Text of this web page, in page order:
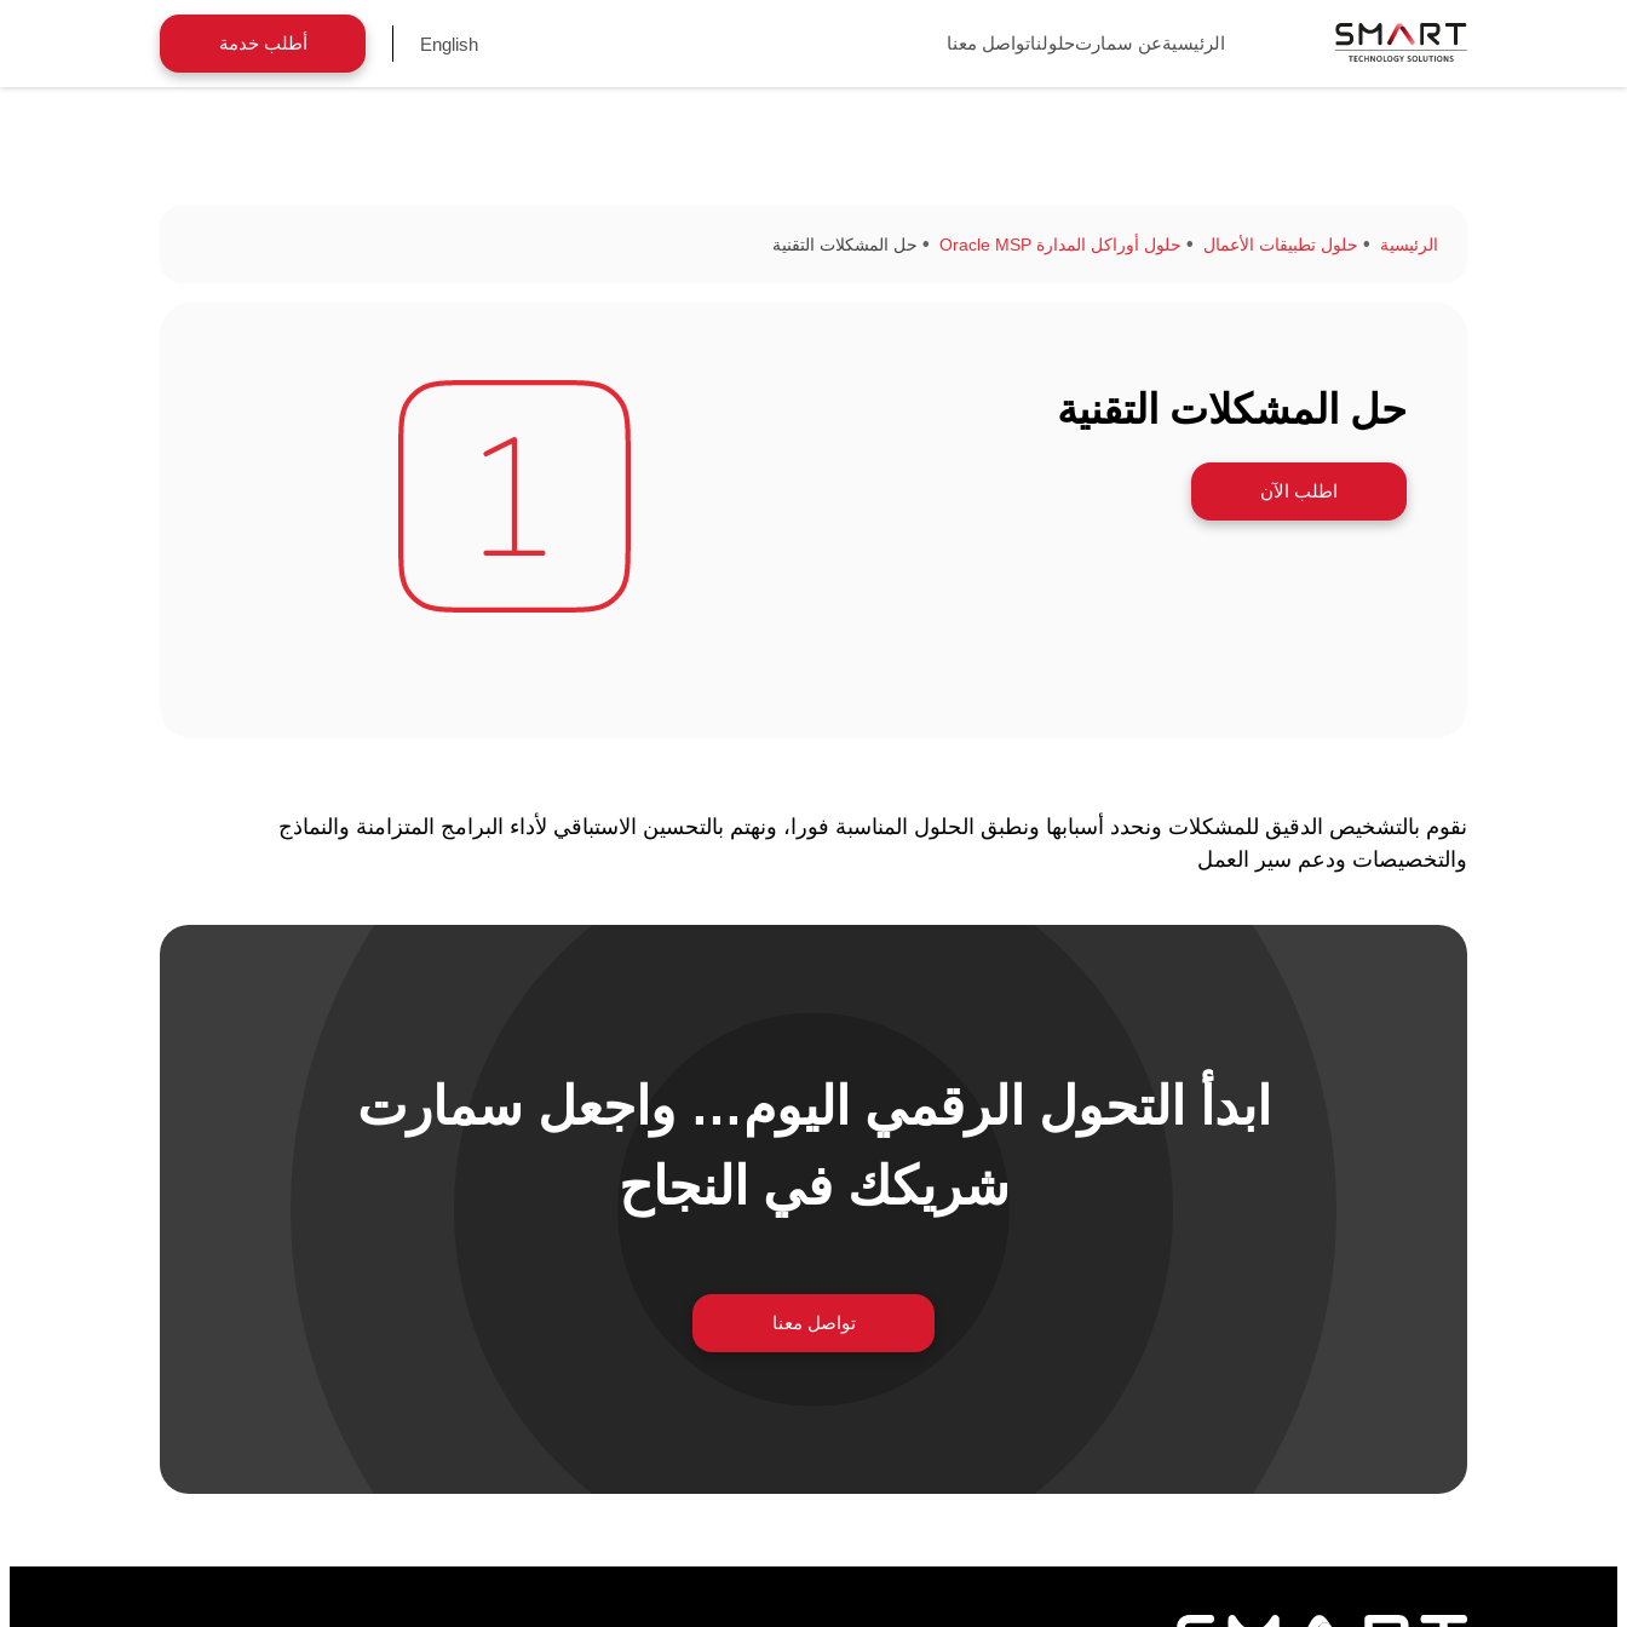
الرئيسيةعن سمارتحلولناتواصل معنا English أطلب خدمة
الرئيسية حلول تطبيقات الأعمال حلول أوراكل المدارة Oracle MSP حل المشكلات التقنية
حل المشكلات التقنية
اطلب الآن
نقوم بالتشخيص الدقيق للمشكلات ونحدد أسبابها ونطبق الحلول المناسبة فورا، ونهتم بالتحسين الاستباقي لأداء البرامج المتزامنة والنماذج
والتخصيصات ودعم سير العمل
ابدأ التحول الرقمي اليوم… واجعل سمارت
شريكك في النجاح
تواصل معنا